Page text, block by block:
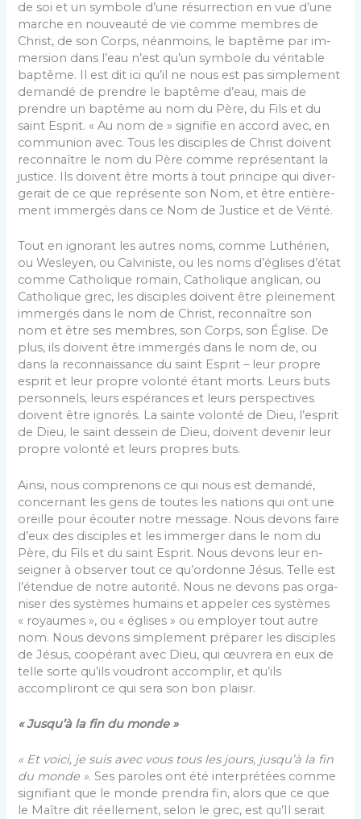
de soi et un symbole d’une résurrection en vue d’une
marche en nouveauté de vie comme membres de
Christ, de son Corps, néanmoins, le baptême par im­
mersion dans l’eau n’est qu’un symbole du véritable
baptême. Il est dit ici qu’il ne nous est pas simplement
demandé de prendre le baptême d’eau, mais de
pren­dre un baptême au nom du Père, du Fils et du
saint Esprit. « Au nom de » signifie en accord avec, en
communion avec. Tous les disciples de Christ doivent
reconnaître le nom du Père comme représentant la
justice. Ils doivent être morts à tout principe qui diver­
gerait de ce que représente son Nom, et être entière­
ment immergés dans ce Nom de Justice et de Vérité.
Tout en ignorant les autres noms, comme Luthé­rien,
ou Wesleyen, ou Calviniste, ou les noms d’églises d’état
comme Catholique romain, Catholique anglican, ou
Catholique grec, les disciples doivent être pleine­ment
immergés dans le nom de Christ, reconnaître son
nom et être ses membres, son Corps, son Église. De
plus, ils doivent être immergés dans le nom de, ou
dans la reconnaissance du saint Esprit – leur propre
esprit et leur propre volonté étant morts. Leurs buts
personnels, leurs espérances et leurs perspectives
doivent être ignorés. La sainte volonté de Dieu, l’esprit
de Dieu, le saint dessein de Dieu, doivent devenir leur
propre volonté et leurs propres buts.
Ainsi, nous comprenons ce qui nous est demandé,
concernant les gens de toutes les nations qui ont une
oreille pour écouter notre message. Nous devons faire
d’eux des disciples et les immerger dans le nom du
Père, du Fils et du saint Esprit. Nous devons leur en­
seigner à observer tout ce qu’ordonne Jésus. Telle est
l’étendue de notre autorité. Nous ne devons pas orga­
niser des systèmes humains et appeler ces systèmes
« royaumes », ou « églises » ou employer tout autre
nom. Nous devons simplement préparer les disciples
de Jésus, coopérant avec Dieu, qui œuvrera en eux de
telle sorte qu’ils voudront accomplir, et qu’ils
accompli­ront ce qui sera son bon plaisir.
« Jusqu’à la fin du monde »
« Et voici, je suis avec vous tous les jours, jusqu’à la fin
du monde ». Ses paroles ont été interprétées comme
signifiant que le monde prendra fin, alors que ce que
le Maître dit réellement, selon le grec, est qu’Il serait